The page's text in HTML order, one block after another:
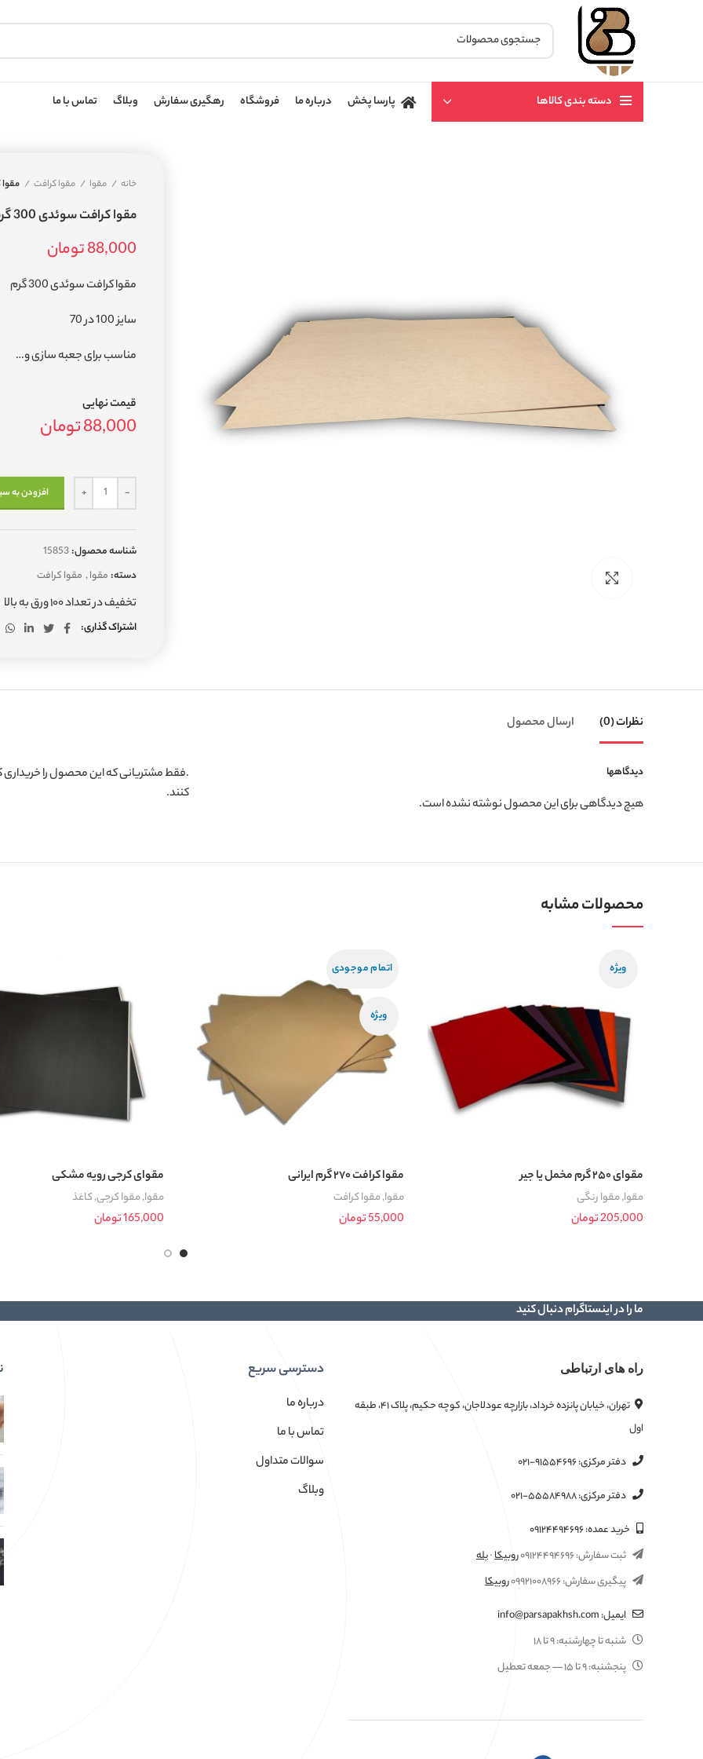
دسته بندی کالاها پارسا پخش درباره ما فروشگاه رهگیری سفارش وبلاگ تماس با ما
خانه مقوا مقوا کرافت مقوا
مقوا کرافت سوئدی 300 گرم
88,000تومان
مقوا کرافت سوئدی 300 گرم
سایز 100 در 70
مناسب برای جعبه سازی و…
قیمت نهایی
88,000تومان
افزودن به
شناسه محصول:15853
دسته: مقوا, مقوا کرافت
تخفیف در تعداد ۱۰۰ ورق به بالا
اشتراک گذاری
نظرات (0) ارسال محصول
دیدگاهها
هیچ دیدگاهی برای این محصول نوشته نشده است.
.فقط مشتریانی که این محصول را خریداری
کنند.
محصولات مشابه
ویژه
مقوای ۲۵۰ گرم مخمل یا جیر
مقوا,مقوا رنگی
205,000تومان
اتمام موجودی
ویژه
مقوا کرافت ۲۷۰ گرم ایرانی
مقوا,مقوا کرافت
55,000تومان
مقوای کرجی رویه مشکی
مقوا,مقوا کرجی,کاغذ
165,000تومان
ما را در اینستاگرام دنبال کنید
راه های ارتباطی
تهران، خیابان پانزده خرداد، بازارچه عودلاجان، کوچه حکیم، پلاک ۴۱، طبقه
اول
دفتر مرکزی:۰۲۱-۹۱۵۵۴۶۹۶
دفتر مرکزی:۰۲۱-۵۵۵۸۴۹۸۸
خرید عمده:۰۹۱۲۴۴۹۴۶۹۶
ثبت سفارش:۰۹۱۲۴۴۹۴۶۹۶روبیکا·بله
پیگیری سفارش:۰۹۹۲۱۰۰۸۹۶۶روبیکا
ایمیل:info@parsapakhsh.com
شنبه تا چهارشنبه:۹ تا ۱۸
پنجشنبه:۹ تا ۱۵ — جمعه تعطیل
دسترسی سریع
درباره ما
تماس با ما
سوالات متداول
وبلاگ